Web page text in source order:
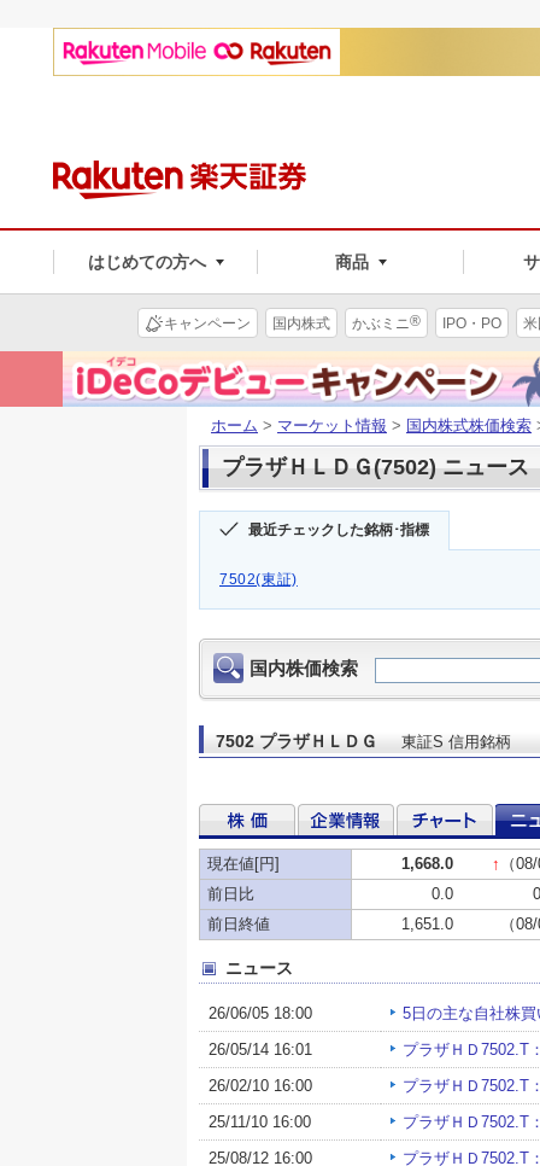
はじめての方へ 商品
キャンペーン 国内株式 かぶミニ® IPO・PO
ホーム > マーケット情報 > 国内株式株価検索
プラザＨＬＤＧ(7502) ニュース
最近チェックした銘柄･指標
7502(東証)